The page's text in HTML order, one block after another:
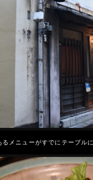
メニューがすでにテーブル